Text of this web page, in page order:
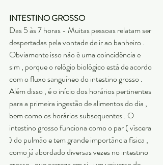
INTESTINO GROSSO
Das 5 às 7 horas - Muitas pessoas relatam ser
despertadas pela vontade de ir ao banheiro .
Obviamente isso não é uma coincidência e
sim , porque o relógio biológico está de acordo
com o fluxo sanguíneo do intestino grosso .
Além disso , é o início dos horários pertinentes
para a primeira ingestão de alimentos do dia ,
bem como os horários subsequentes . O
intestino grosso funciona como o par ( víscera
) do pulmão e tem grande importância física ,
como já abordado diversas vezes no intestino